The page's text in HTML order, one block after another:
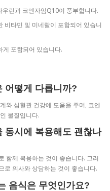
린과 코엔자임Q10이 풍부합니다.
비타민 및 미네랄이 포함되어 있습니
게 포함되어 있습니다.
어떻게 다릅니까?
와 심혈관 건강에 도움을 주며, 코엔
물질입니다.
동시에 복용해도 괜찮나
함께 복용하는 것이 좋습니다. 그러
로 의사와 상담하는 것이 좋습니다.
음식은 무엇인가요?